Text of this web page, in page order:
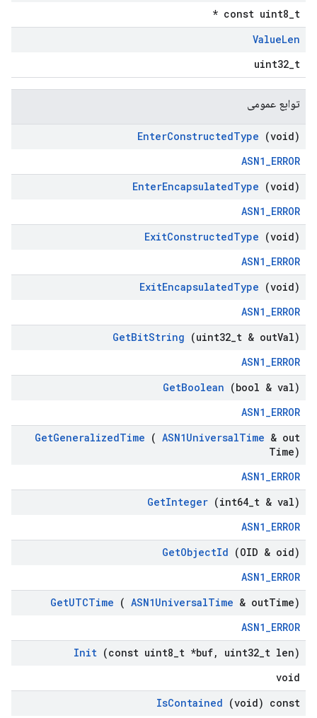
const uint8_t *
ValueLen
uint32_t
توابع عمومی
EnterConstructedType (void)
ASN1_ERROR
EnterEncapsulatedType (void)
ASN1_ERROR
ExitConstructedType (void)
ASN1_ERROR
ExitEncapsulatedType (void)
ASN1_ERROR
GetBitString (uint32 t & outVal)
ASN1_ERROR
GetBoolean (bool & val)
ASN1_ERROR
GetGeneralizedTime ( ASN1UniversalTime & out
Time)
ASN1_ERROR
GetInteger (int64 t & val)
ASN1_ERROR
GetObjectId (OID & oid)
ASN1_ERROR
GetUTCTime ( ASN1UniversalTime & outTime)
ASN1_ERROR
Init (const uint8 t *buf, uint32 t len)
void
IsContained (void) const